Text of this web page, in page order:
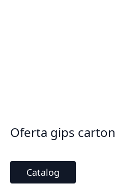
Oferta gips carton
Catalog